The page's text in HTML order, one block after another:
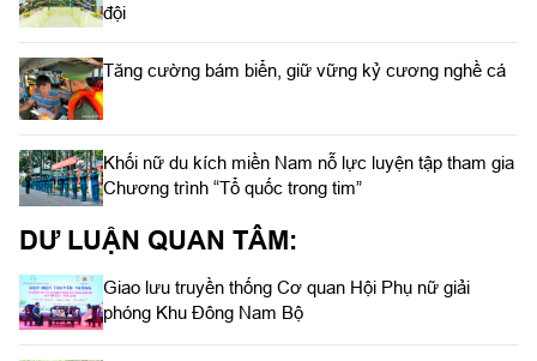
đội
Tăng cường bám biển, giữ vững kỷ cương nghề cá
Khối nữ du kích miền Nam nỗ lực luyện tập tham gia
Chương trình “Tổ quốc trong tim”
DƯ LUẬN QUAN TÂM:
Giao lưu truyền thống Cơ quan Hội Phụ nữ giải
phóng Khu Đông Nam Bộ